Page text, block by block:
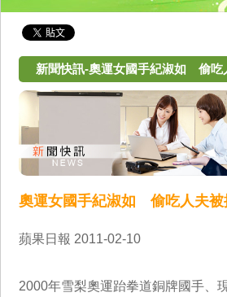
新聞快訊-奧運女國手紀淑如 偷吃
奧運女國手紀淑如 偷吃人夫被
蘋果日報 2011-02-10
2000年雪梨奧運跆拳道銅牌國手、